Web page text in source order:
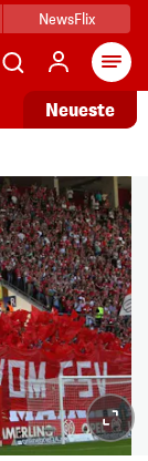
NewsFlix
Neueste